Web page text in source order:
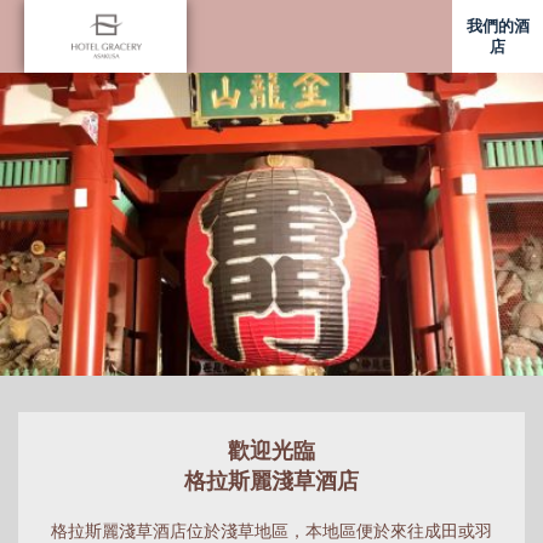
我們的酒
店
歡迎光臨
格拉斯麗淺草酒店
格拉斯麗淺草酒店位於淺草地區，本地區便於來往成田或羽